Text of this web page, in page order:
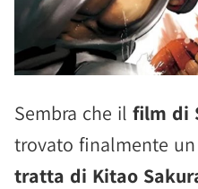
Sembra che il film di
trovato finalmente un
tratta di Kitao